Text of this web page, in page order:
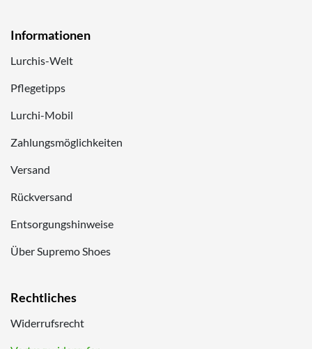
Informationen
Lurchis-Welt
Pflegetipps
Lurchi-Mobil
Zahlungsmöglichkeiten
Versand
Rückversand
Entsorgungshinweise
Über Supremo Shoes
Rechtliches
Widerrufsrecht